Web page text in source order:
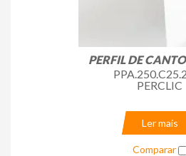
PERFIL DE
PERCLIC
Ler mais
Comparar